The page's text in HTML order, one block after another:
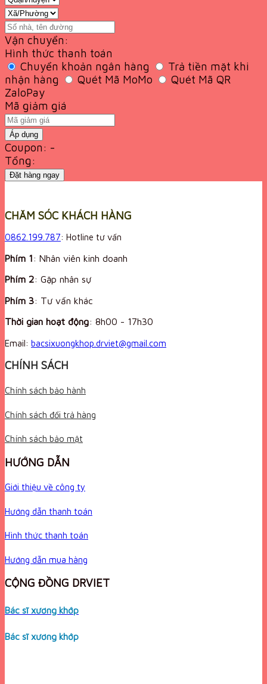
Vận chuyển:
Hình thức thanh toán
Chuyển khoản ngân hàng
Trả tiền mặt khi
nhận hàng
Quét Mã MoMo
Quét Mã QR
ZaloPay
Mã giảm giá
Áp dụng
Coupon: -
Tổng:
Đặt hàng ngay
CHĂM SÓC KHÁCH HÀNG
0862.199.787: Hotline tư vấn
Phím 1: Nhân viên kinh doanh
Phím 2: Gặp nhân sự
Phím 3: Tư vấn khác
Thời gian hoạt động: 8h00 - 17h30
Email: bacsixuongkhop.drviet@gmail.com
CHÍNH SÁCH
Chính sách bảo hành
Chính sách đổi trả hàng
Chính sách bảo mật
HƯỚNG DẪN
Giới thiệu về công ty
Hướng dẫn thanh toán
Hình thức thanh toán
Hướng dẫn mua hàng
CỘNG ĐỒNG DRVIET
Bác sĩ xương khớp
Bác sĩ xương khớp